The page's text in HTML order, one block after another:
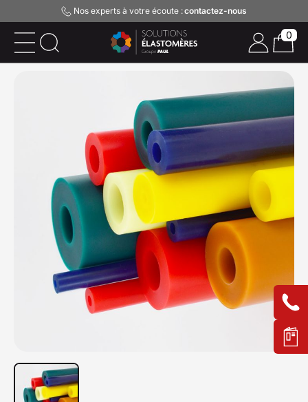
Nos experts à votre écoute :contactez-nous
0